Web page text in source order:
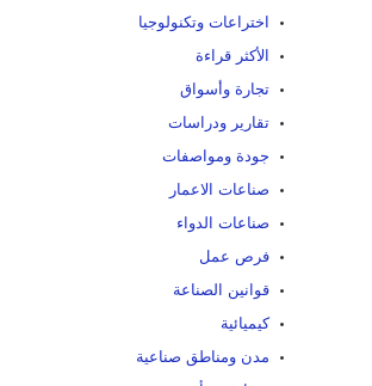
اختراعات وتكنولوجيا
الأكثر قراءة
تجارة وأسواق
تقارير ودراسات
جودة ومواصفات
صناعات الاعمار
صناعات الدواء
فرص عمل
قوانين الصناعة
كيميائية
مدن ومناطق صناعية